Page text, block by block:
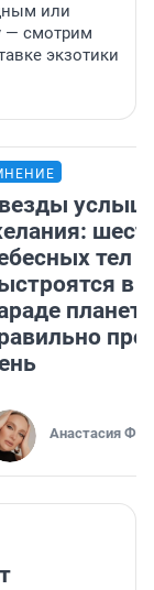
или
— смотрим
экзотики
тел
в
планет
Анастасия